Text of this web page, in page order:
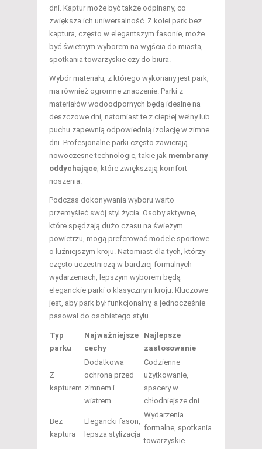
dni. Kaptur może być także odpinany, co
zwiększa ich uniwersalność. Z kolei park bez
kaptura, często w elegantszym fasonie, może
być świetnym wyborem na wyjścia do miasta,
spotkania towarzyskie czy do biura.
Wybór materiału, z którego wykonany jest park,
ma również ogromne znaczenie. Parki z
materiałów wodoodpornych będą idealne na
deszczowe dni, natomiast te z ciepłej wełny lub
puchu zapewnią odpowiednią izolację w zimne
dni. Profesjonalne parki często zawierają
nowoczesne technologie, takie jak membrany
oddychające , które zwiększają komfort
noszenia.
Podczas dokonywania wyboru warto
przemyśleć swój styl życia. Osoby aktywne,
które spędzają dużo czasu na świeżym
powietrzu, mogą preferować modele sportowe
o luźniejszym kroju. Natomiast dla tych, którzy
często uczestniczą w bardziej formalnych
wydarzeniach, lepszym wyborem będą
eleganckie parki o klasycznym kroju. Kluczowe
jest, aby park był funkcjonalny, a jednocześnie
pasował do osobistego stylu.
Typ
parku
Najważniejsze
cechy
Najlepsze
zastosowanie
Z
kapturem
Dodatkowa
ochrona przed
zimnem i
wiatrem
Codzienne
użytkowanie,
spacery w
chłodniejsze dni
Bez
kaptura
Elegancki fason,
lepsza stylizacja
Wydarzenia
formalne, spotkania
towarzyskie